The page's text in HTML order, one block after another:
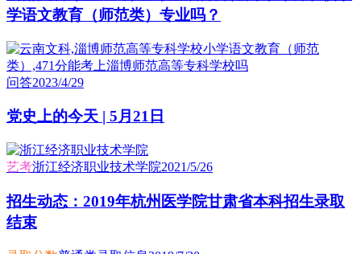
学语文教育（师范类）专业吗？
问答2023/4/29
党史上的今天 | 5月21日
艺考浙江经济职业技术学院2021/5/26
招生动态：2019年杭州医学院甘肃省本科招生录取
结束